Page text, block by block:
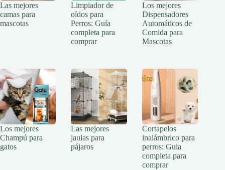
Las mejores
camas para
mascotas
Limpiador de
oídos para
Perros: Guía
completa para
comprar
Los mejores
Dispensadores
Automáticos de
Comida para
Mascotas
Los mejores
Champú para
gatos
Las mejores
jaulas para
pájaros
Cortapelos
inalámbrico para
perros: Guia
completa para
comprar